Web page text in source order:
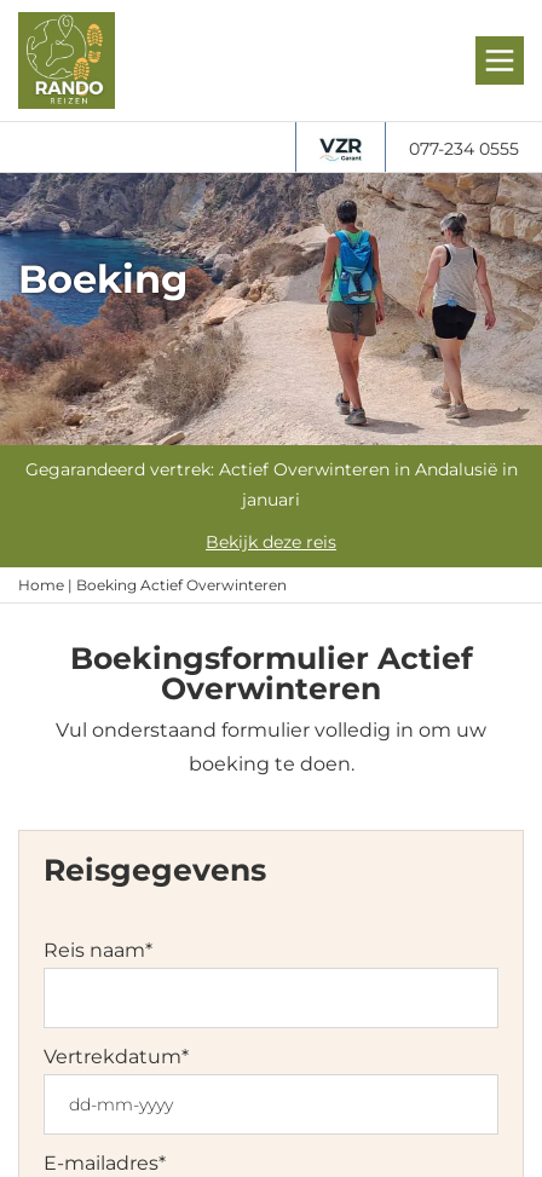
077-234 0555
Boeking
Gegarandeerd vertrek: Actief Overwinteren in Andalusië in
januari
Bekijk deze reis
Home | Boeking Actief Overwinteren
Boekingsformulier Actief
Overwinteren
Vul onderstaand formulier volledig in om uw
boeking te doen.
Reisgegevens
Reis naam*
Vertrekdatum*
dash
E-mailadres*